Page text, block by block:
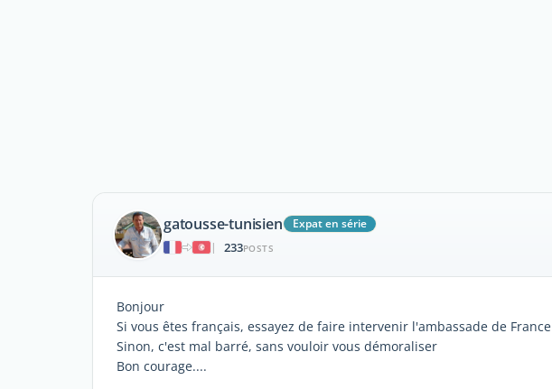
gatousse-tunisien
Expat en série
|
233POSTS
Bonjour
Si vous êtes français, essayez de faire intervenir l'ambassade de France
Sinon, c'est mal barré, sans vouloir vous démoraliser
Bon courage....